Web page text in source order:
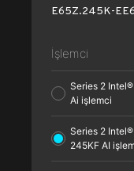
E65Z.245K-
İşlemci
Series 2
Ai işlemci
Series 2
245KF AI